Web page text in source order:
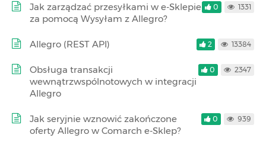
Jak zarządzać przesyłkami w e-Sklepie
za pomocą Wysyłam z Allegro?
0 1331
Allegro (REST API) 2 13384
Obsługa transakcji
wewnątrzwspólnotowych w integracji
Allegro
0 2347
Jak seryjnie wznowić zakończone
oferty Allegro w Comarch e-Sklep?
0 939